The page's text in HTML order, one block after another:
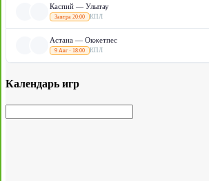
Каспий — Улытау
Завтра 20:00 КПЛ
Астана — Окжетпес
9 Авг · 18:00 КПЛ
Календарь игр